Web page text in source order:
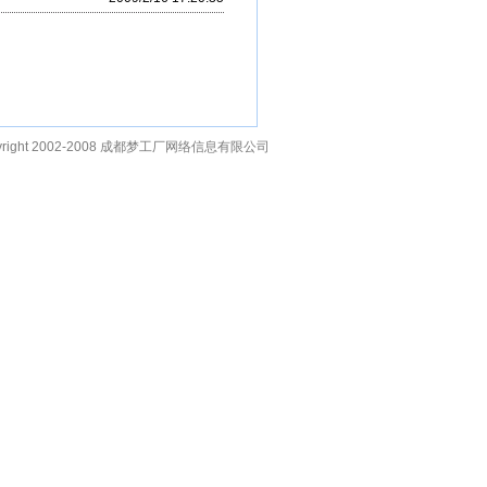
2002-2008 成都梦工厂网络信息有限公司